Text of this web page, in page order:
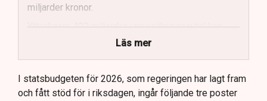
miljarder kronor.
Ytterligare 400 miljarder i prissäkringsavtal kan
påverka statens kostnader.
Totala uppskattade kostnader inkluderar bland
annat möjliga kostnader för slutförvar.
Regeringen och Miljöpartiet har olika syn på
Läs mer
I statsbudgeten för 2026, som regeringen har lagt fram
och fått stöd för i riksdagen, ingår följande tre poster